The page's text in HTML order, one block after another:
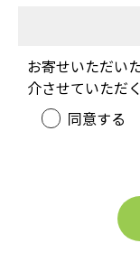
お寄せいただい
介させていただ
同意する